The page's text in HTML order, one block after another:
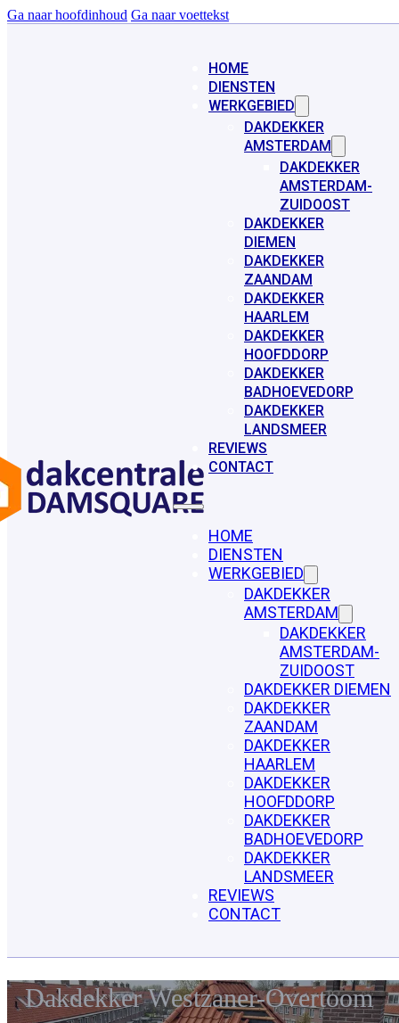
Ga naar hoofdinhoud Ga naar voettekst
HOME
DIENSTEN
WERKGEBIED
DAKDEKKER
AMSTERDAM
DAKDEKKER
AMSTERDAM-
ZUIDOOST
DAKDEKKER
DIEMEN
DAKDEKKER
ZAANDAM
DAKDEKKER
HAARLEM
DAKDEKKER
HOOFDDORP
DAKDEKKER
BADHOEVEDORP
DAKDEKKER
LANDSMEER
REVIEWS
CONTACT
HOME
DIENSTEN
WERKGEBIED
DAKDEKKER
AMSTERDAM
DAKDEKKER
AMSTERDAM-
ZUIDOOST
DAKDEKKER DIEMEN
DAKDEKKER
ZAANDAM
DAKDEKKER
HAARLEM
DAKDEKKER
HOOFDDORP
DAKDEKKER
BADHOEVEDORP
DAKDEKKER
LANDSMEER
REVIEWS
CONTACT
Dakdekker Westzaner-Overtoom